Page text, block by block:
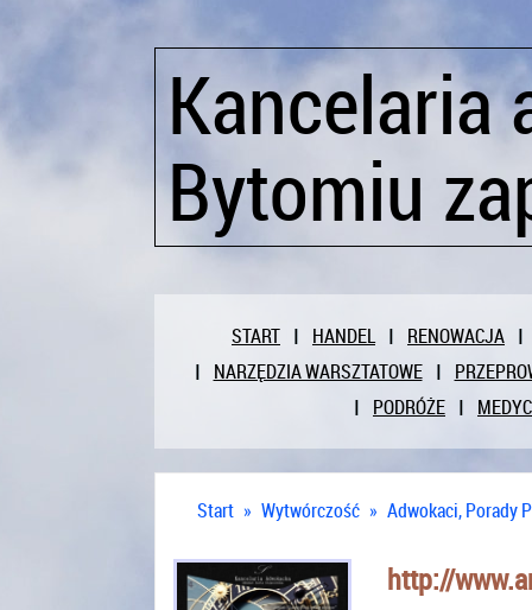
Kancelaria
Bytomiu
START HANDEL
RENOWACJA
NARZĘDZIA WARSZTATOWE
PODRÓŻE
Start » Wytwórczość » Adwokaci, Porady
http://